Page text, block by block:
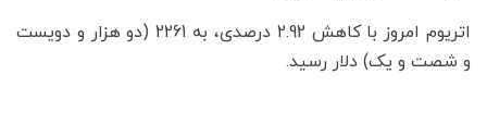
اتریوم امروز با کاهش 2.92 درصدی، به 2261 (دو هزار و دویست
و شصت و یک) دلار رسید.